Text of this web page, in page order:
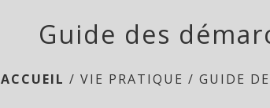
Guide des
ACCUEIL /VIE PRATIQUE /GUIDE